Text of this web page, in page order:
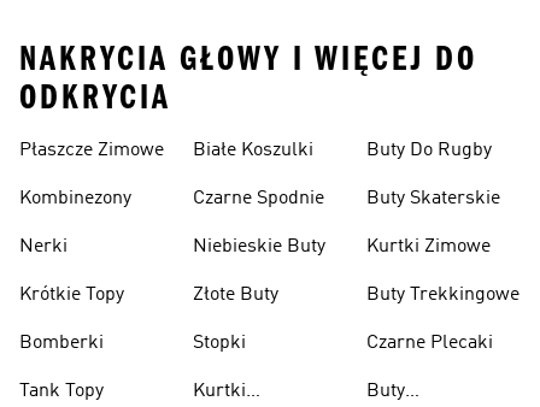
NAKRYCIA GŁOWY I WIĘCEJ DO
ODKRYCIA
Płaszcze Zimowe
Kombinezony
Nerki
Krótkie Topy
Bomberki
Tank Topy
Białe Koszulki
Czarne Spodnie
Niebieskie Buty
Złote Buty
Stopki
Kurtki
Buty Do Rugby
Buty Skaterskie
Kurtki Zimowe
Buty Trekkingowe
Czarne Plecaki
Buty